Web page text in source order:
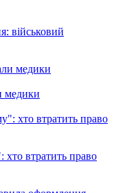
військовий
медики
втратить право